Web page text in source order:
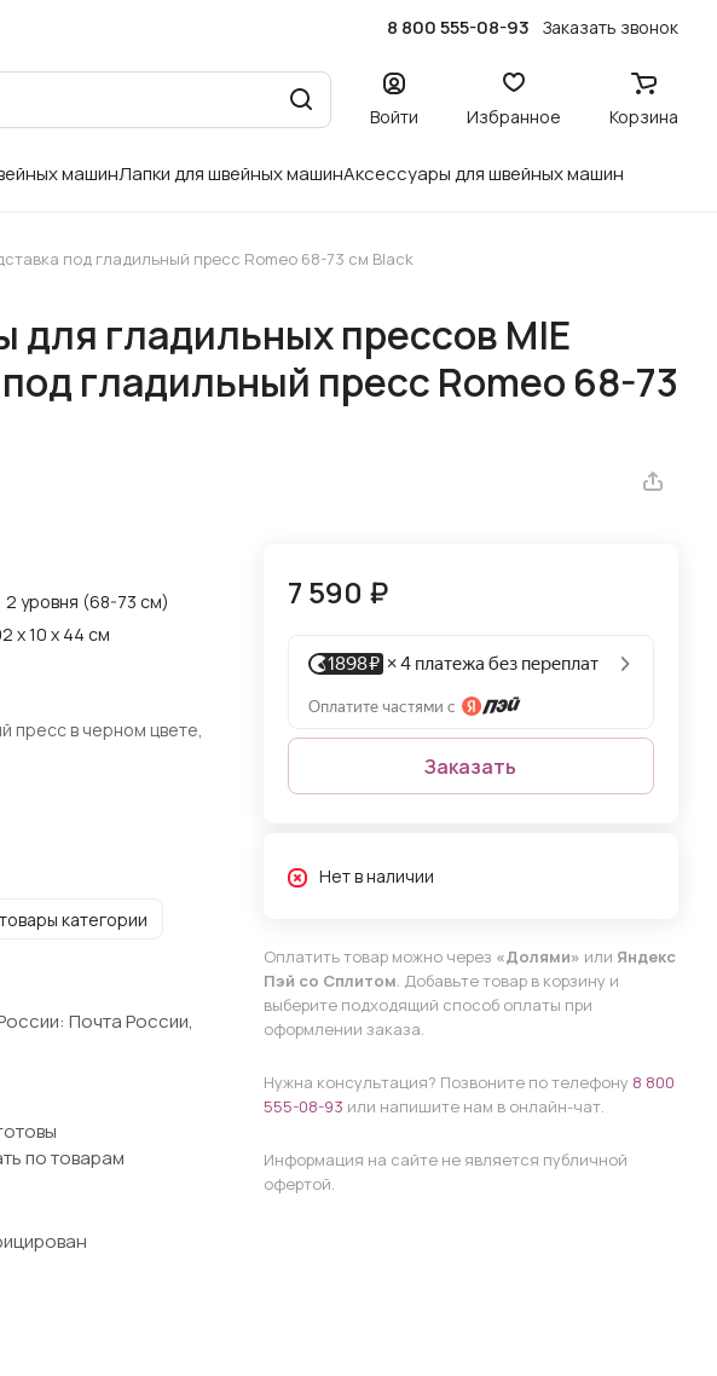
8 800 555-08-93 Заказать звонок
Войти Избранное Корзина
машинЛапки для швейных машинАксессуары для швейных машин
под гладильный пресс Romeo 68-73 см Black
для гладильных прессов MIE
гладильный пресс Romeo 68-73
2 уровня (68-73 см)
х 10 х 44 см
пресс​ в черном цвете,
категории
Почта России,
по товарам
7 590 ₽
Заказать
Нет в наличии
Оплатить товар можно через «Долями» или Яндекс
Пэй со Сплитом. Добавьте товар в корзину и
выберите подходящий способ оплаты при
оформлении заказа.
Нужна консультация? Позвоните по телефону 8 800
555-08-93 или напишите нам в онлайн-чат.
Информация на сайте не является публичной
офертой.